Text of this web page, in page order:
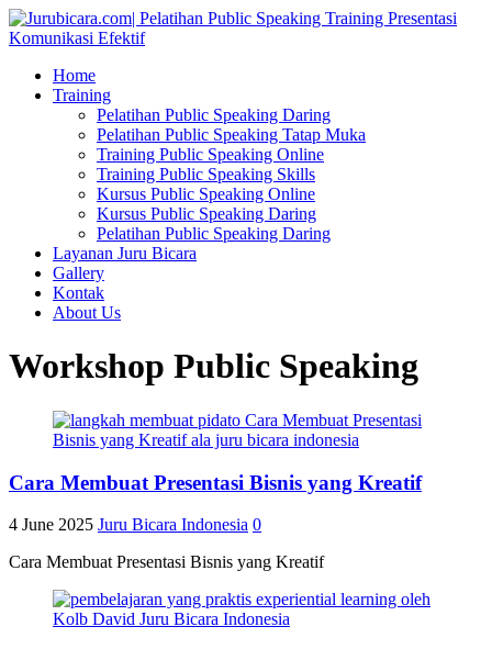
Home
Training
Pelatihan Public Speaking Daring
Pelatihan Public Speaking Tatap Muka
Training Public Speaking Online
Training Public Speaking Skills
Kursus Public Speaking Online
Kursus Public Speaking Daring
Pelatihan Public Speaking Daring
Layanan Juru Bicara
Gallery
Kontak
About Us
Workshop Public Speaking
Cara Membuat Presentasi Bisnis yang Kreatif
4 June 2025 Juru Bicara Indonesia 0
Cara Membuat Presentasi Bisnis yang Kreatif